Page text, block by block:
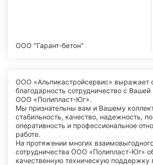
ООО "Гарант-бетон"
ООО «Альпикастройсервис» выражает
благодарность сотрудничество с
ООО «Полипласт-Юг».
Мы признательны вам и Вашему
стабильность, качество, надежность,
оперативность и профессиональное
работе.
На протяжении многих
сотрудничества ООО «Полипласт-Юг»
качественную техническую поддержку